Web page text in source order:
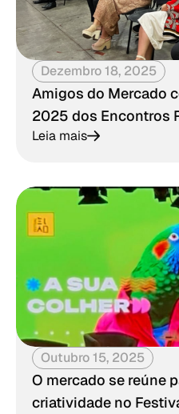
Dezembro 18, 2025
Amigos do Mercado
2025 dos Encontros
Leia mais
Outubro 15, 2025
O mercado se reúne
criatividade no